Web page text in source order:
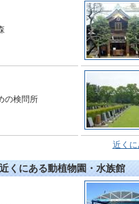
の検問所
近く
くにある動植物園・水族館